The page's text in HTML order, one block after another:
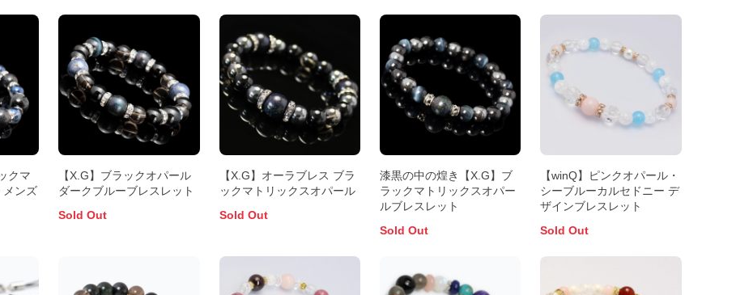
クマ
メンズ
【X.G】ブラックオパール
ダークブルーブレスレット
Sold Out
【X.G】オーラブレス ブラ
ックマトリックスオパール
Sold Out
漆黒の中の煌き【X.G】ブ
ラックマトリックスオパー
ルブレスレット
Sold Out
【winQ】ピンクオパール・
シーブルーカルセドニー デ
ザインブレスレット
Sold Out